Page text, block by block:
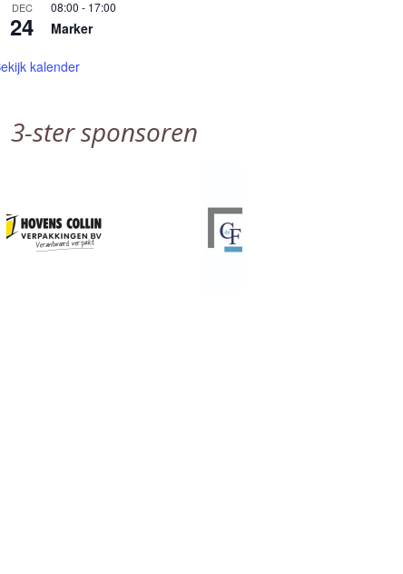
DEC
24
08:00 - 17:00
Marker
kalender
3-ster sponsoren